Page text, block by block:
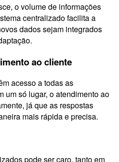
o volume de informações
centralizado facilita a
dados sejam integrados
ao cliente
acesso a todas as
um só lugar, o atendimento ao
já que as respostas
mais rápida e precisa.
pode ser caro, tanto em